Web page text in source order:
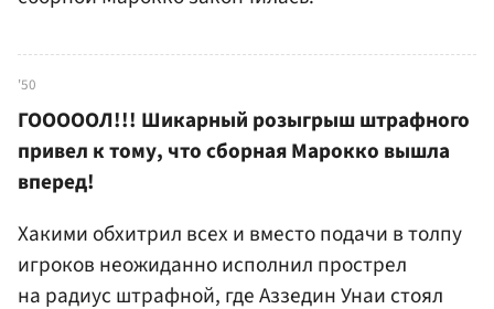
'50
ГОООООЛ!!! Шикарный розыгрыш штрафного
привел к тому, что сборная Марокко вышла
вперед!
Хакими обхитрил всех и вместо подачи в толпу
игроков неожиданно исполнил прострел
на радиус штрафной, где Аззедин Унаи стоял